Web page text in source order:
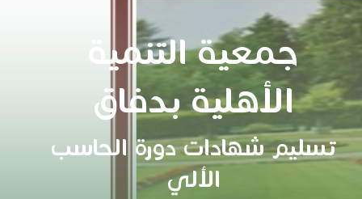
جمعية التنمية
الأهلية بدفاق
تسليم شهادات دورة الحاسب
الألي